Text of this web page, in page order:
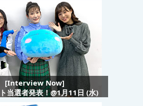
[Interview Now]
当選者発表！@1月11日 (水)